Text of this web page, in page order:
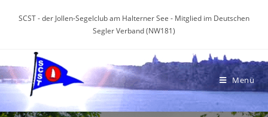
InhaltSCST - der Jollen-Segelclub am Halterner See - Mitglied im Deutschen
Segler Verband (NW181)
Menü